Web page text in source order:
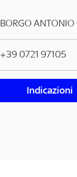
BORGO ANTONIO
+39 0721 97105
Indicazioni